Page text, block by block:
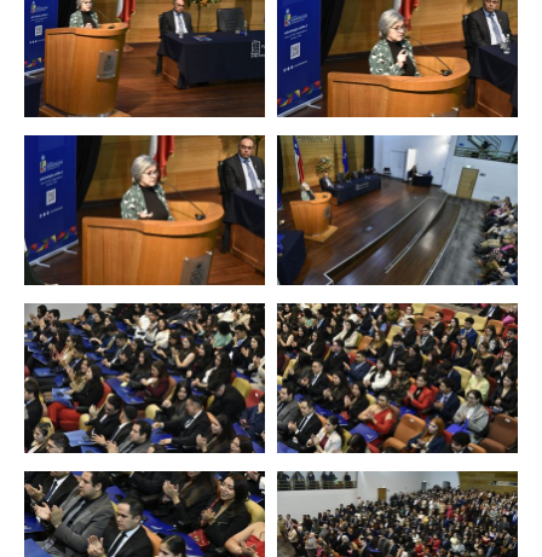
Zoom
Zoom Zoom
Zoom Zoom